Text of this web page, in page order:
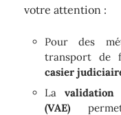
votre attention :
Pour des
transport de
casier
Lavalidation
(VAE)